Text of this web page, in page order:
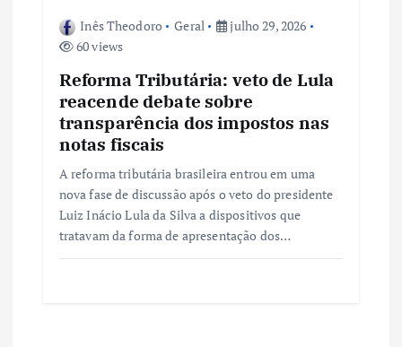
Inês Theodoro Geral
julho 29, 2026
60 views
Reforma Tributária: veto de Lula
reacende debate sobre
transparência dos impostos nas
notas fiscais
A reforma tributária brasileira entrou em uma
nova fase de discussão após o veto do presidente
Luiz Inácio Lula da Silva a dispositivos que
tratavam da forma de apresentação dos…